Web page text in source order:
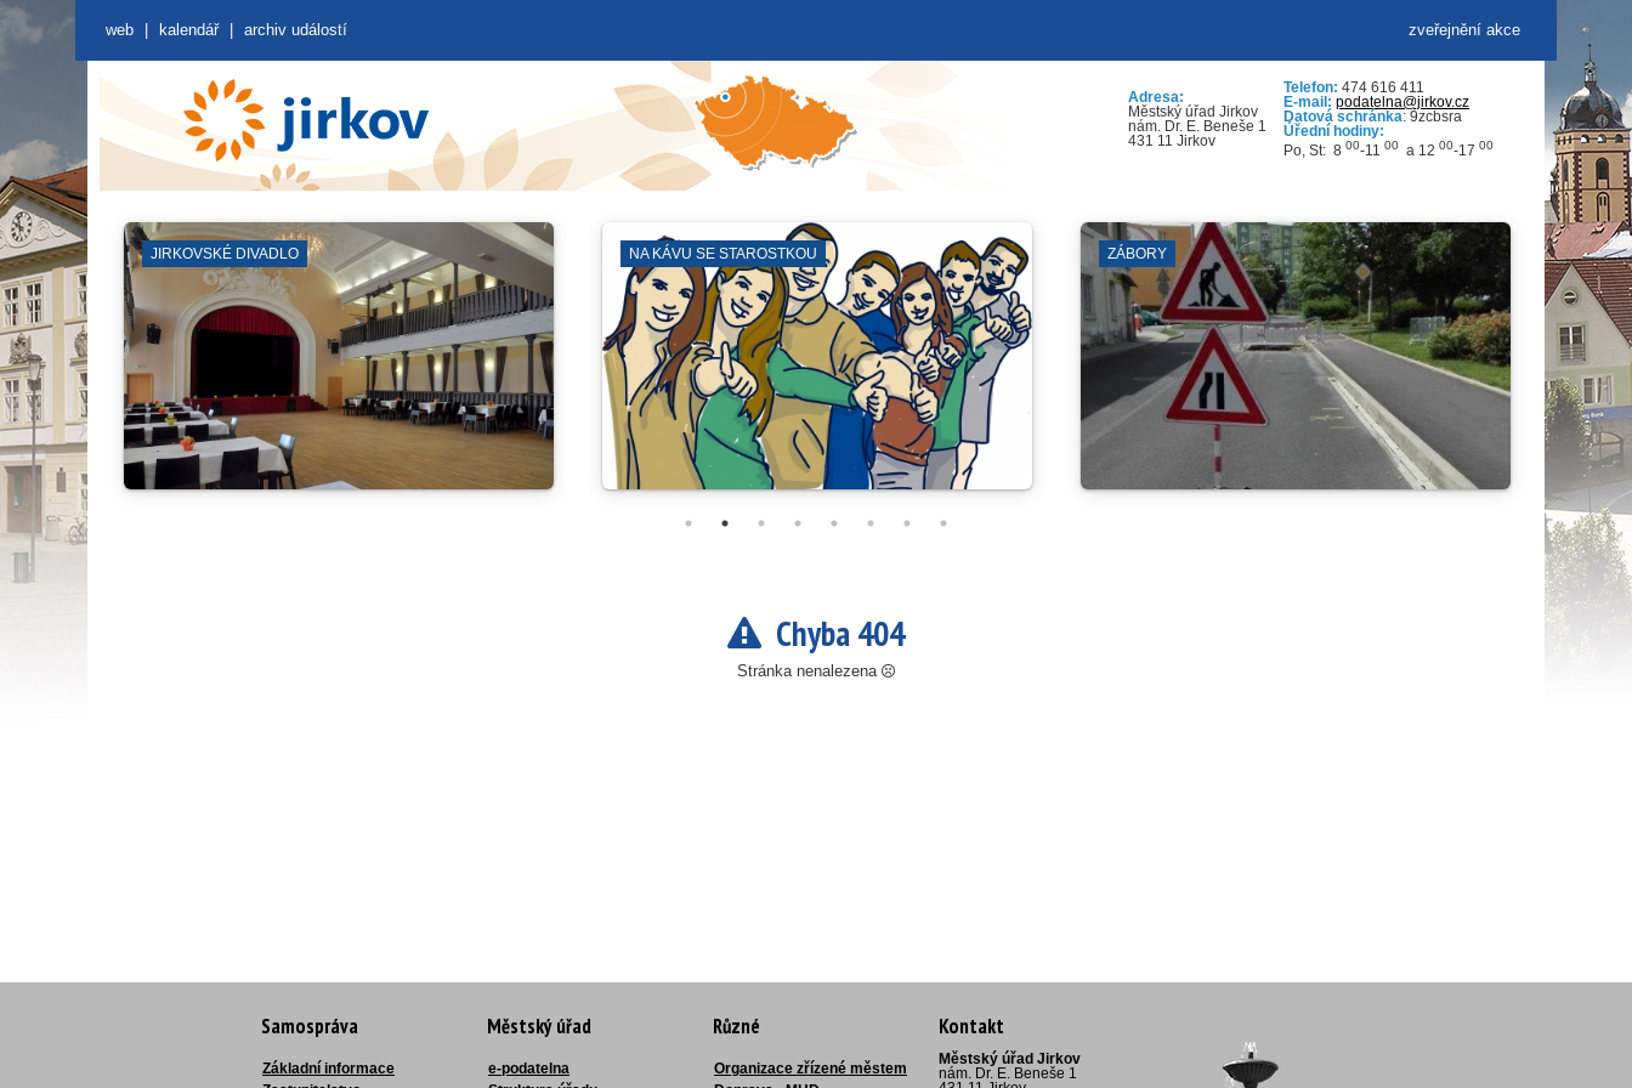
zveřejnění akce
web kalendář archiv událostí
Adresa:
Městský úřad Jirkov
nám. Dr. E. Beneše 1
431 11 Jirkov
Telefon: 474 616 411
E-mail: podatelna@jirkov.cz
Datová schránka: 9zcbsra
Úřední hodiny:
Po, St: 8 00-11 00 a 12 00-17 00
ZÁBORY SYNAGOGA VÝKOPOVÉ PRÁCE
Chyba 404
Stránka nenalezena
Samospráva
Základní informace
Městský úřad
e-podatelna
Různé
Organizace zřízené městem
Kontakt
Městský úřad Jirkov
nám. Dr. E. Beneše 1